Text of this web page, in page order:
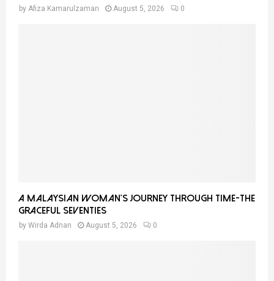
by Afiza Kamarulzaman August 5, 2026 0
A Malaysian Woman’s Journey Through Time-THE
GRACEFUL SEVENTIES
by Wirda Adnan August 5, 2026 0